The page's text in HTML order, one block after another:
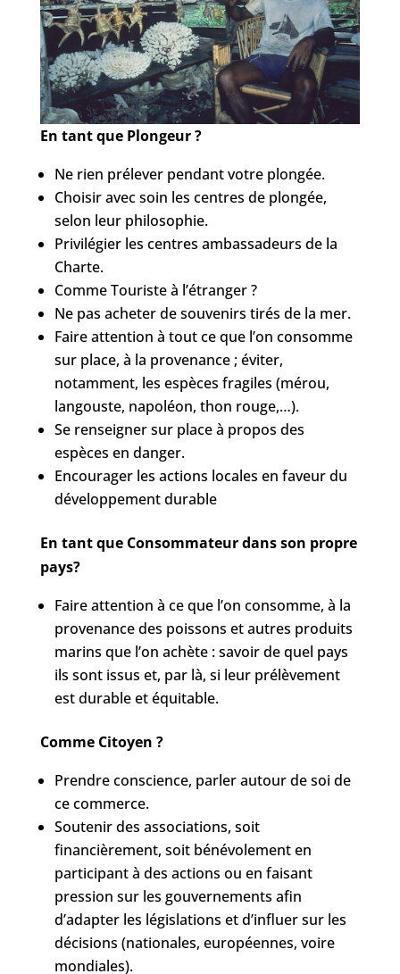
En tant que Plongeur ?
Ne rien prélever pendant votre plongée.
Choisir avec soin les centres de plongée,
selon leur philosophie.
Privilégier les centres ambassadeurs de la
Charte.
Comme Touriste à l’étranger ?
Ne pas acheter de souvenirs tirés de la mer.
Faire attention à tout ce que l’on consomme
sur place, à la provenance ; éviter,
notamment, les espèces fragiles (mérou,
langouste, napoléon, thon rouge,…).
Se renseigner sur place à propos des
espèces en danger.
Encourager les actions locales en faveur du
développement durable
En tant que Consommateur dans son propre
pays?
Faire attention à ce que l’on consomme, à la
provenance des poissons et autres produits
marins que l’on achète : savoir de quel pays
ils sont issus et, par là, si leur prélèvement
est durable et équitable.
Comme Citoyen ?
Prendre conscience, parler autour de soi de
ce commerce.
Soutenir des associations, soit
financièrement, soit bénévolement en
participant à des actions ou en faisant
pression sur les gouvernements afin
d’adapter les législations et d’influer sur les
décisions (nationales, européennes, voire
mondiales).